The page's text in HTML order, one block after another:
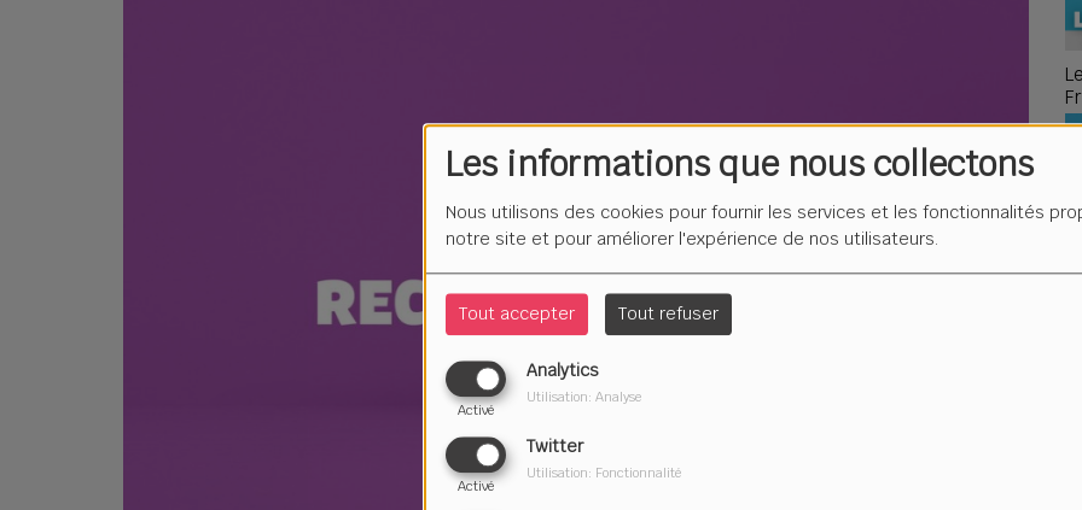
Les informations que nous collectons
Nous utilisons des cookies pour fournir les services et les fonctionnalités
notre site et pour améliorer l'expérience de nos utilisateurs.
Tout accepter Tout refuser
Analytics
Activé
Utilisation: Analyse
Twitter
Activé
Utilisation: Fonctionnalité